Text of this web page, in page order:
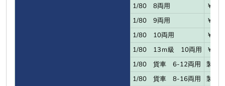
1/80 8両用
￥
1/80 9両用
￥
1/80 10両用
￥
1/80 13ｍ級 10両用
￥
1/80 貨車 6-12両用
製作
1/80 貨車 8-16両用
製作